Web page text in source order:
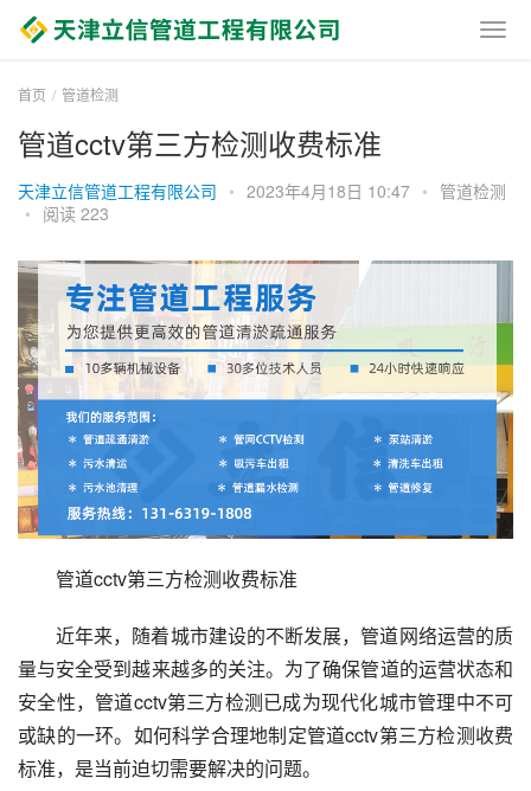
首页 管道检测
管道cctv第三方检测收费标准
天津立信管道工程有限公司 • 2023年4月18日 10:47 • 管道检测
• 阅读 223
管道cctv第三方检测收费标准
近年来，随着城市建设的不断发展，管道网络运营的质
量与安全受到越来越多的关注。为了确保管道的运营状态和
安全性，管道cctv第三方检测已成为现代化城市管理中不可
或缺的一环。如何科学合理地制定管道cctv第三方检测收费
标准，是当前迫切需要解决的问题。